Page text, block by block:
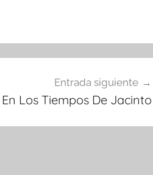
Entrada siguiente
En Los Tiempos De Jacinto